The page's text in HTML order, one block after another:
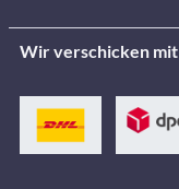
Wir verschicken mit